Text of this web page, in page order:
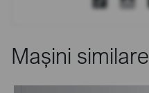
Mașini similare